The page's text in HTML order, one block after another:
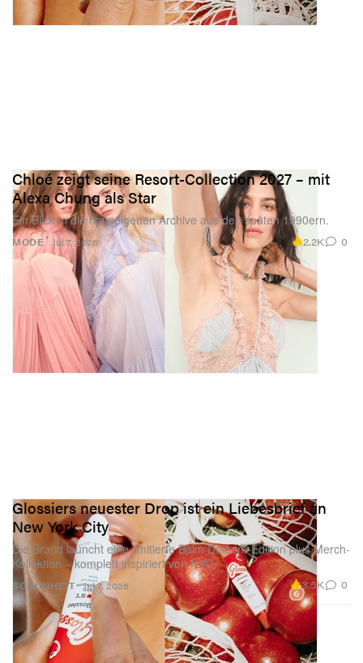
MODE
Chloé zeigt seine Resort-Collection 2027 – mit
Alexa Chung als Star
Ein Blick in die hauseigenen Archive aus den späten 1990ern.
Jul 7, 2026 2.2K 0
SCHÖNHEIT
Glossiers neuester Drop ist ein Liebesbrief an
New York City
Die Brand launcht eine limitierte Balm Dotcom-Edition plus Merch-
Kollektion – komplett inspiriert von NYC.
Jul 7, 2026 3.5K 0